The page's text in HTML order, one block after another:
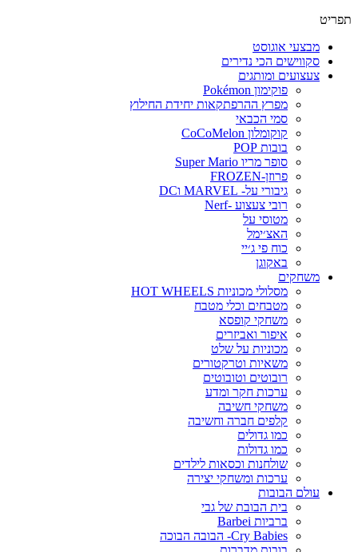
תפריט
מבצעי אוגוסט
סקווישים הכי נדירים
צעצועים ומותגים
פוקימון Pokémon
מפרץ ההרפתקאות יחידת החילוץ
סמי הכבאי
קוקומלון CoCoMelon
בובות POP
סופר מריו Super Mario
פרוזן-FROZEN
גיבורי על- MARVEL וDC
רובי צעצוע -Nerf
מטוסי על
האצ׳ימל
כוח פי ג׳יי
באקוגן
משחקים
מסלולי מכוניות HOT WHEELS
מטבחים וכלי מטבח
משחקי קופסא
איפור ואביזרים
מכוניות על שלט
משאיות וטרקטורים
רובוטים וטובוטים
ערכות חקר ומדע
משחקי חשיבה
קלפים חברה וחשיבה
כמו גדולים
כמו גדולות
שולחנות וכסאות לילדים
ערכות ומשחקי יצירה
עולם הבובות
בית הבובת של גבי
ברביות Barbei
Cry Babies- הבובה הבוכה